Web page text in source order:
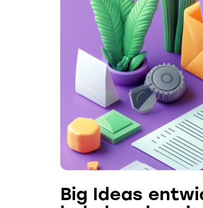
Big Ideas